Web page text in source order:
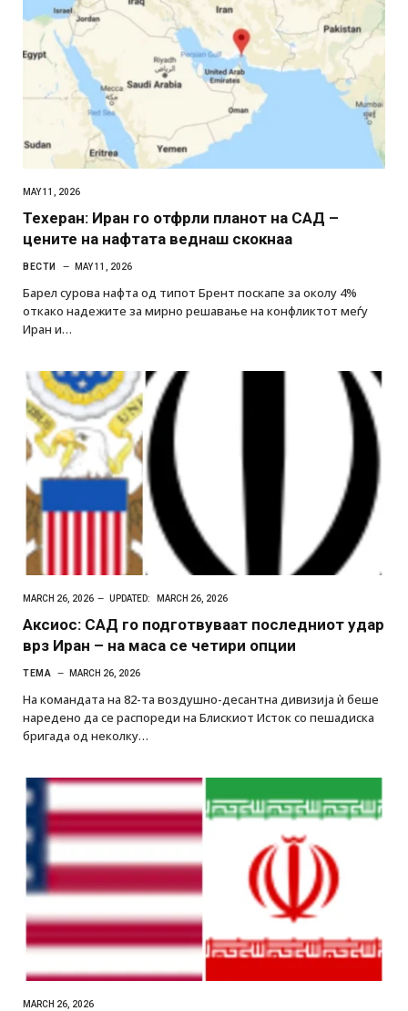
MAY 11, 2026
Техеран: Иран го отфрли планот на САД –
цените на нафтата веднаш скокнаа
ВЕСТИ MAY 11, 2026
Барел сурова нафта од типот Брент поскапе за околу 4%
откако надежите за мирно решавање на конфликтот меѓу
Иран и…
MARCH 26, 2026 UPDATED: MARCH 26, 2026
Аксиос: САД го подготвуваат последниот удар
врз Иран – на маса се четири опции
ТЕМА MARCH 26, 2026
На командата на 82-та воздушно-десантна дивизија ѝ беше
наредено да се распореди на Блискиот Исток со пешадиска
бригада од неколку…
MARCH 26, 2026